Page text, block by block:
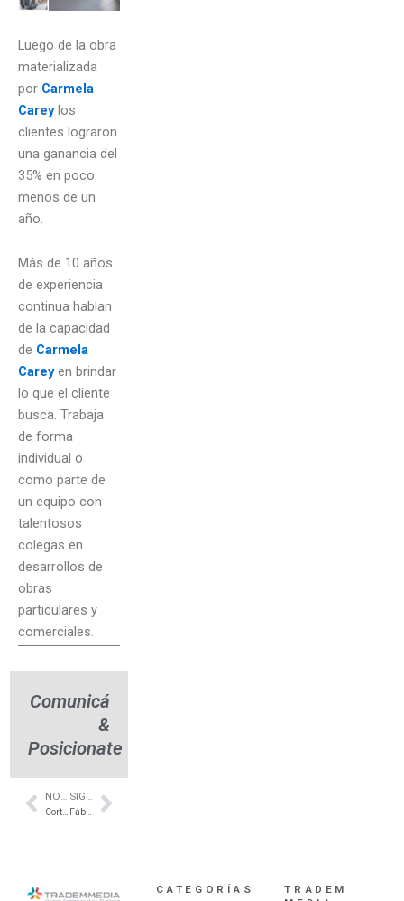
Luego de la obra
materializada
por Carmela
Careylos
clientes lograron
una ganancia del
35% en poco
menos de un
año.
Más de 10 años
de experiencia
continua hablan
de la capacidad
de Carmela
Careyen brindar
lo que el cliente
busca. Trabaja
de forma
individual o
como parte de
un equipo con
talentosos
colegas en
desarrollos de
obras
particulares y
comerciales.
Comunicá
&
Posicionate
Prev Next
CATEGORÍAS
TRADEM